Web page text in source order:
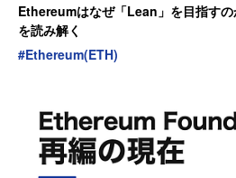
Ethereumはなぜ「Lean」を目指す
を読み解く
#Ethereum(ETH)